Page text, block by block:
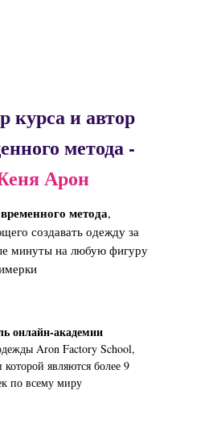
курса и автор
метода -
Арон
метода,
создавать одежду за
минуты на любую фигуру
онлайн-академии
Aron Factory School,
являются более 9
по всему миру